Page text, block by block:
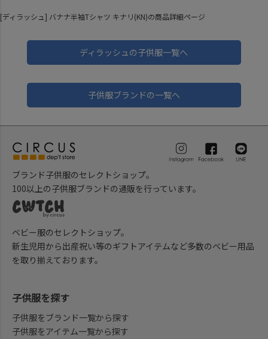
[ディラッシュ] バナナ半袖Tシャツ キナリ(KN)の商品詳細ページ
ディラッシュの子供服一覧へ
子供服ブランドの一覧へ
ブランド子供服のセレクトショップ。
100以上の子供服ブランドの通販を行っています。
ベビー服のセレクトショップ。
新生児用から出産祝い等のギフトアイテムなど多数のベビー用品
を取り揃えております。
子供服を探す
子供服をブランド一覧から探す
子供服をアイテム一覧から探す